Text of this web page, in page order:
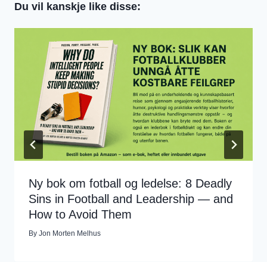
Du vil kanskje like disse:
Ny bok om fotball og ledelse: 8 Deadly
Sins in Football and Leadership — and
How to Avoid Them
By Jon Morten Melhus